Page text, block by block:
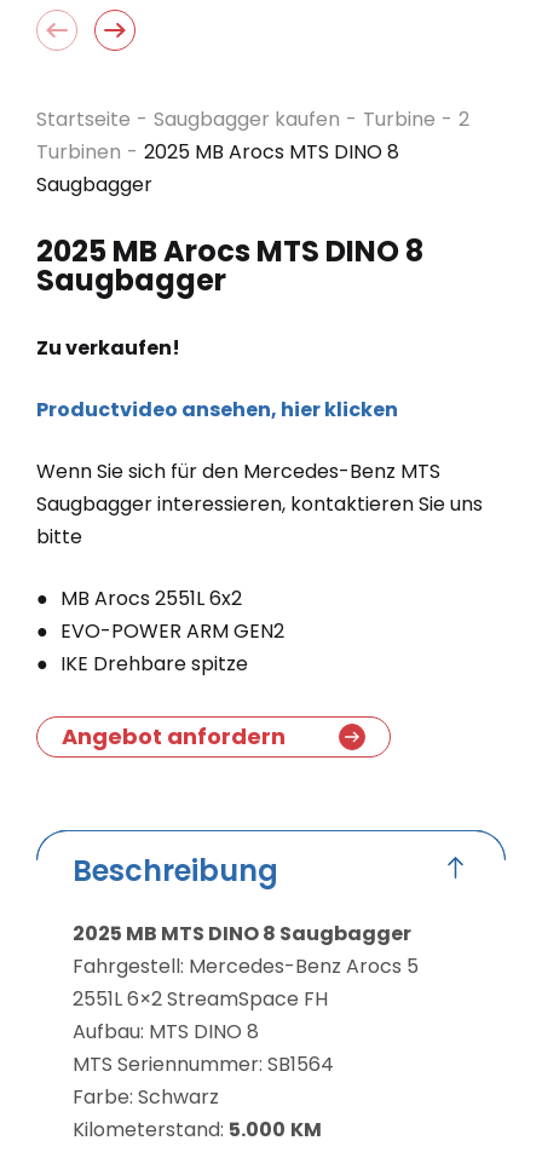
Startseite - Saugbagger kaufen - Turbine - 2
Turbinen - 2025 MB Arocs MTS DINO 8
Saugbagger
2025 MB Arocs MTS DINO 8
Saugbagger
Zu verkaufen!
Productvideo ansehen, hier klicken
Wenn Sie sich für den Mercedes-Benz MTS
Saugbagger interessieren, kontaktieren Sie uns
bitte
MB Arocs 2551L 6x2
EVO-POWER ARM GEN2
IKE Drehbare spitze
Angebot anfordern
Beschreibung
2025 MB MTS DINO 8 Saugbagger
Fahrgestell: Mercedes-Benz Arocs 5
2551L 6×2 StreamSpace FH
Aufbau: MTS DINO 8
MTS Seriennummer: SB1564
Farbe: Schwarz
Kilometerstand: 5.000 KM